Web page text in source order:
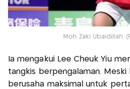
Moh Zaki Ubaidillah.
Ia mengakui Lee Cheuk Yiu
tangkis berpengalaman. Meski
berusaha maksimal untuk